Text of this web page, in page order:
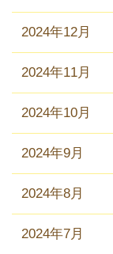
2024年12月
2024年11月
2024年10月
2024年9月
2024年8月
2024年7月